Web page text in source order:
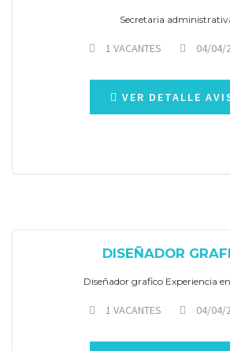
Secretaria
1 VACANTES 04/04/
VER DETALLE
DISEÑADOR
Diseñador grafico Experiencia
1 VACANTES 04/04/